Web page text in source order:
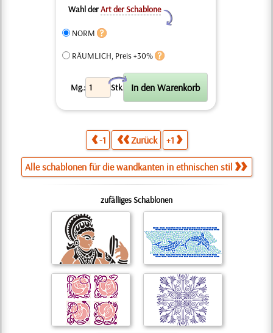
Wahl derArt der Schablone
Y
NORM
RÄUMLICH, Preis +30%
Mg.: Stk.
X
-1 Zurück +1
Alle schablonen für die wandkanten in ethnischen stil
zufälliges Schablonen